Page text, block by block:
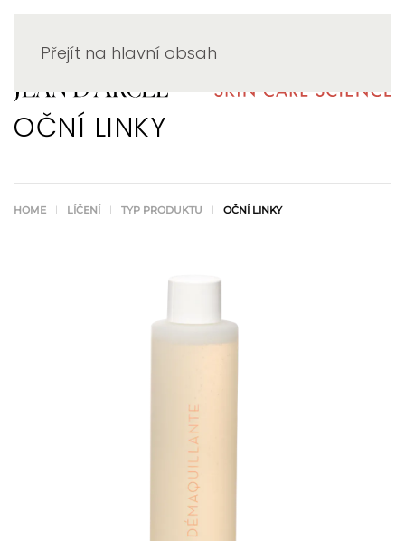
Přejít na hlavní obsah
OČNÍ LINKY
HOME LÍČENÍ TYP PRODUKTU OČNÍ LINKY